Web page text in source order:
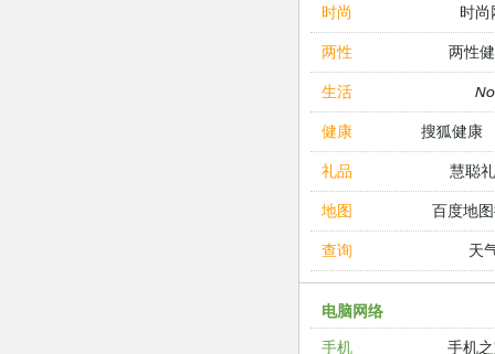
时尚 时尚
两性 两性
生活
健康 搜狐健康
礼品 慧聪
地图 百度地
查询 天
电脑网络
手机
手机